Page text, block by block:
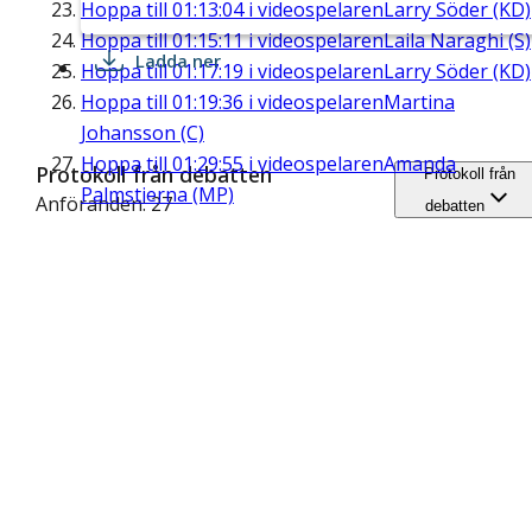
Hoppa till 01:13:04i videospelarenLarry Söder (KD)
Hoppa till01:15:11i videospelarenLaila Naraghi (S)
Hoppa till01:17:19 i videospelarenLarry Söder (KD)
Hoppa till 01:19:36 i videospelarenMartina
Johansson (C)
Hoppa till 01:29:55 i videospelarenAmanda
Palmstierna (MP)
Ladda ner
Protokoll från debatten
Anföranden: 27
Protokoll från
debatten